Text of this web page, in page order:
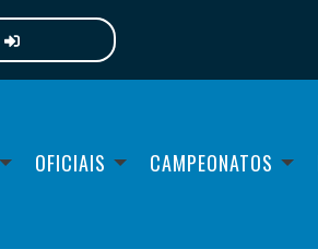
OFICIAIS CAMPEONATOS